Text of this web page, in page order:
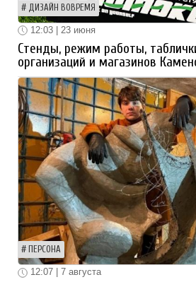
ДИЗАЙН ВОВРЕМЯ
12:03 | 23 июня
Стенды, режим работы,
организаций и магазинов
ПЕРСОНА
12:07 | 7 августа